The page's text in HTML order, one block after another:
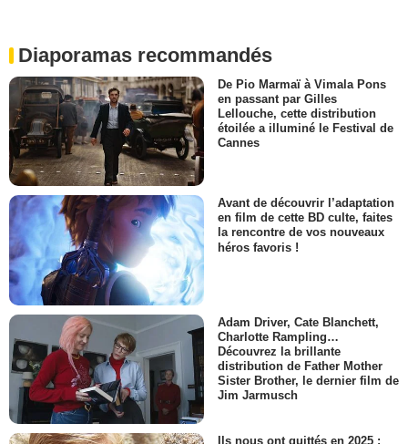
Diaporamas recommandés
De Pio Marmaï à Vimala Pons
en passant par Gilles
Lellouche, cette distribution
étoilée a illuminé le Festival de
Cannes
Avant de découvrir l’adaptation
en film de cette BD culte, faites
la rencontre de vos nouveaux
héros favoris !
Adam Driver, Cate Blanchett,
Charlotte Rampling…
Découvrez la brillante
distribution de Father Mother
Sister Brother, le dernier film de
Jim Jarmusch
Ils nous ont quittés en 2025 :